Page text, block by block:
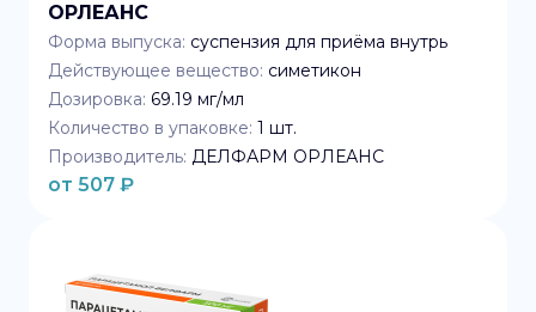
ОРЛЕАНС
Форма выпуска: суспензия для приёма внутрь
Действующее вещество: симетикон
Дозировка: 69.19 мг/мл
Количество в упаковке: 1 шт.
Производитель: ДЕЛФАРМ ОРЛЕАНС
от 507 ₽